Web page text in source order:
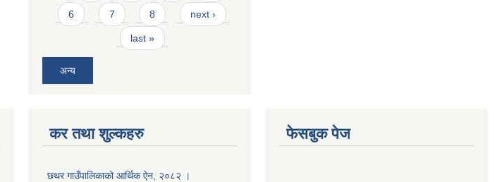
6 7 8 next ›
last »
अन्य
कर तथा शुल्कहरु
छथर गाउँपालिकाको आर्थिक ऐन, २०८२ ।
फेसबुक पेज